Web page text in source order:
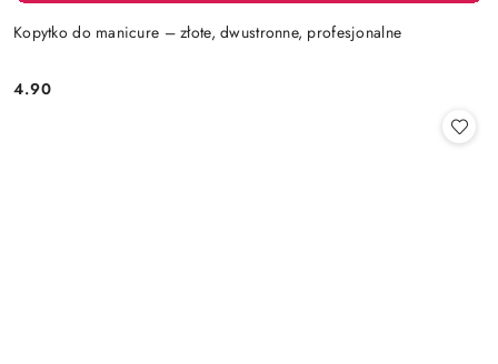
Kopytko do manicure – złote, dwustronne, profesjonalne
Cena:
4.90